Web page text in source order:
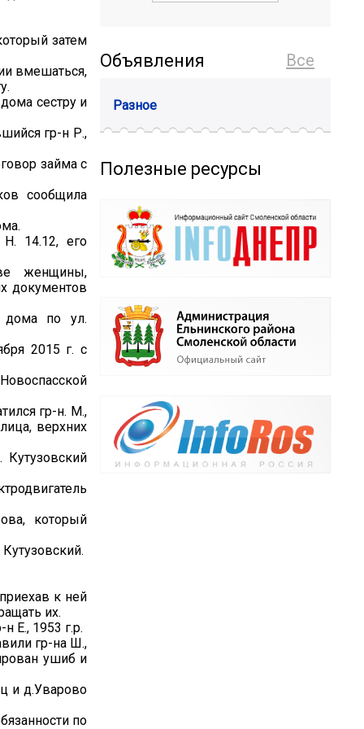
затем
вмешаться,
сестру и
гр-н Р.,
займа с
сообщила
14.12, его
женщины,
документов
дома по ул.
2015 г. с
гр-н. М.,
верхних
который
к ней
их.
Е., 1953 г.р.
гр-на Ш.,
ушиб и
и д.Уварово
по
Все
Объявления
Разное
Полезные ресурсы